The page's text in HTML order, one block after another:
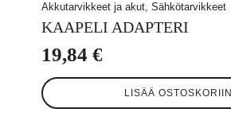
Akkutarvikkeet ja akut, Sähkötarvikkeet
KAAPELI ADAPTERI
19,84 €
LISÄÄ OSTOSKORIIN